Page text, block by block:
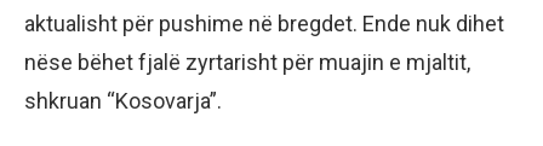
aktualisht për pushime në bregdet. Ende nuk dihet
nëse bëhet fjalë zyrtarisht për muajin e mjaltit,
shkruan “Kosovarja”.